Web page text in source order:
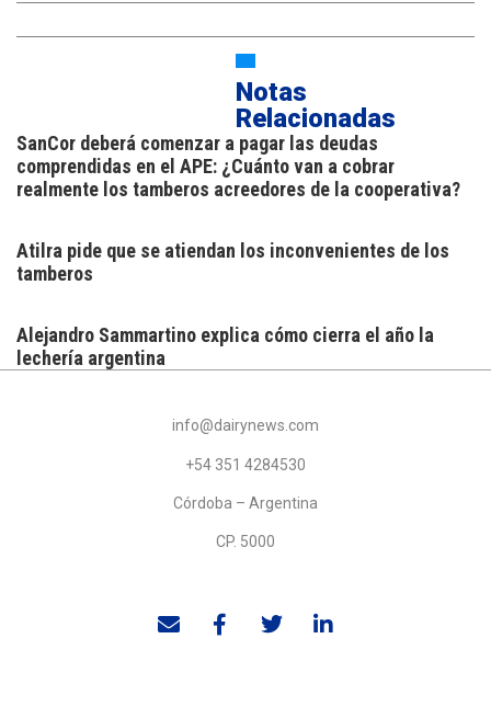
Notas
Relacionadas
SanCor deberá comenzar a pagar las deudas
comprendidas en el APE: ¿Cuánto van a cobrar
realmente los tamberos acreedores de la cooperativa?
Atilra pide que se atiendan los inconvenientes de los
tamberos
Alejandro Sammartino explica cómo cierra el año la
lechería argentina
info@dairynews.com
+54 351 4284530
Córdoba – Argentina
CP. 5000